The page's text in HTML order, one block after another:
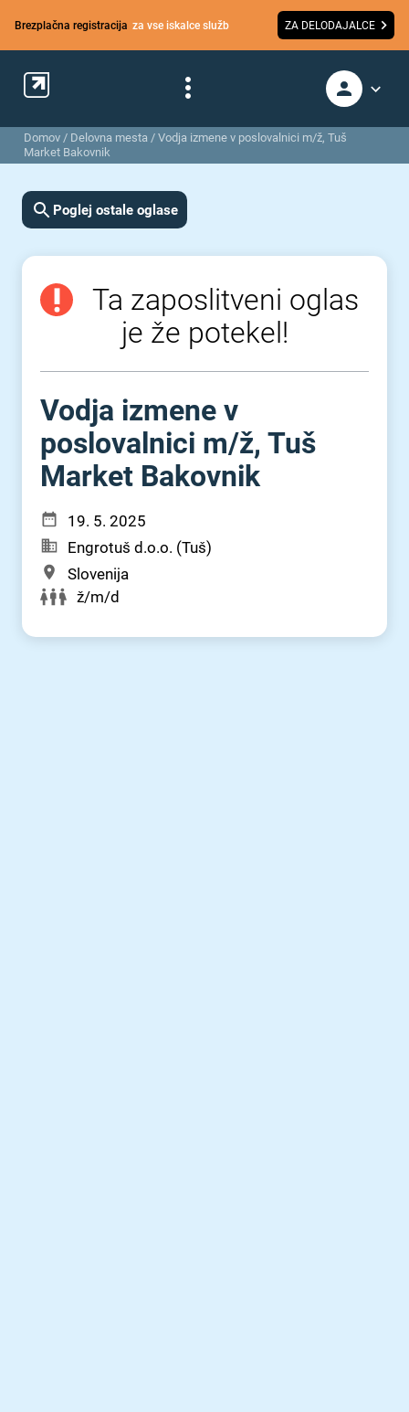
Brezplačna registracija za vse iskalce služb ZA DELODAJALCE
Domov / Delovna mesta / Vodja izmene v poslovalnici m/ž, Tuš
Market Bakovnik
Poglej ostale oglase
Ta zaposlitveni oglas
je že potekel!
Vodja izmene v
poslovalnici m⁠/⁠ž, Tuš
Market Bakovnik
19. 5. 2025
Engrotuš d.o.o. (Tuš)
Slovenija
ž/m/d